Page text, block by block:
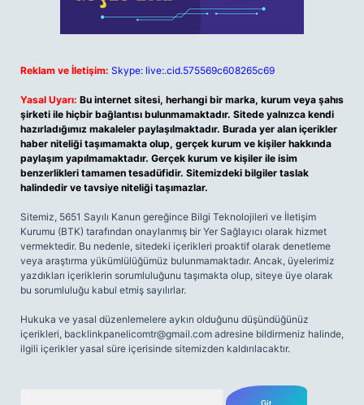
Reklam ve İletişim: Skype: live:.cid.575569c608265c69
Yasal Uyarı: Bu internet sitesi, herhangi bir marka, kurum veya şahıs
şirketi ile hiçbir bağlantısı bulunmamaktadır. Sitede yalnızca kendi
hazırladığımız makaleler paylaşılmaktadır. Burada yer alan içerikler
haber niteliği taşımamakta olup, gerçek kurum ve kişiler hakkında
paylaşım yapılmamaktadır. Gerçek kurum ve kişiler ile isim
benzerlikleri tamamen tesadüfidir. Sitemizdeki bilgiler taslak
halindedir ve tavsiye niteliği taşımazlar.
Sitemiz, 5651 Sayılı Kanun gereğince Bilgi Teknolojileri ve İletişim
Kurumu (BTK) tarafından onaylanmış bir Yer Sağlayıcı olarak hizmet
vermektedir. Bu nedenle, sitedeki içerikleri proaktif olarak denetleme
veya araştırma yükümlülüğümüz bulunmamaktadır. Ancak, üyelerimiz
yazdıkları içeriklerin sorumluluğunu taşımakta olup, siteye üye olarak
bu sorumluluğu kabul etmiş sayılırlar.
Hukuka ve yasal düzenlemelere aykırı olduğunu düşündüğünüz
içerikleri, backlinkpanelicomtr@gmail.com adresine bildirmeniz halinde,
ilgili içerikler yasal süre içerisinde sitemizden kaldırılacaktır.